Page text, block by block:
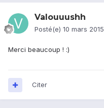
Valouuushh
Posté(e) 10 mars 2015
Merci beaucoup ! :)
Citer